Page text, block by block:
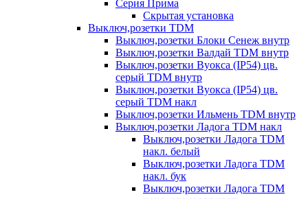
Серия Прима
Скрытая установка
Выключ,розетки TDM
Выключ,розетки Блоки Сенеж внутр
Выключ,розетки Валдай TDM внутр
Выключ,розетки Вуокса (IP54) цв.
серый TDM внутр
Выключ,розетки Вуокса (IP54) цв.
серый TDM накл
Выключ,розетки Ильмень TDM внутр
Выключ,розетки Ладога TDM накл
Выключ,розетки Ладога TDM
накл. белый
Выключ,розетки Ладога TDM
накл. бук
Выключ,розетки Ладога TDM